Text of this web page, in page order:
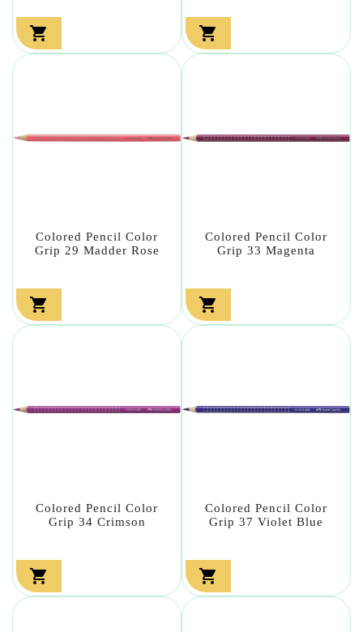
 
Colored Pencil Color
Grip 29 Madder Rose

Colored Pencil Color
Grip 33 Magenta

Colored Pencil Color
Grip 34 Crimson

Colored Pencil Color
Grip 37 Violet Blue
